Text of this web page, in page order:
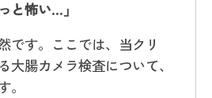
と怖い…」
です。ここでは、当クリ
大腸カメラ検査について、